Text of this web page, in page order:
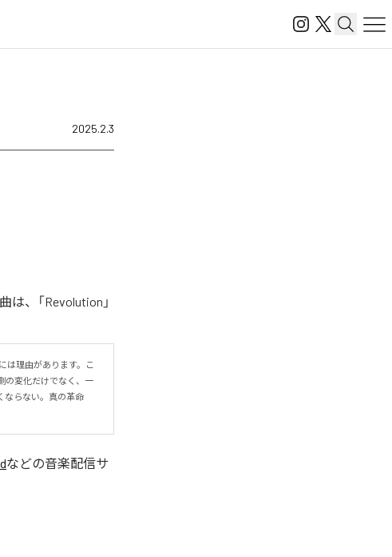
2025.2.3
、「Revolution」
は理由があります。こ
の変化だけでなく、一
ならない。真の革命
などの音楽配信サ